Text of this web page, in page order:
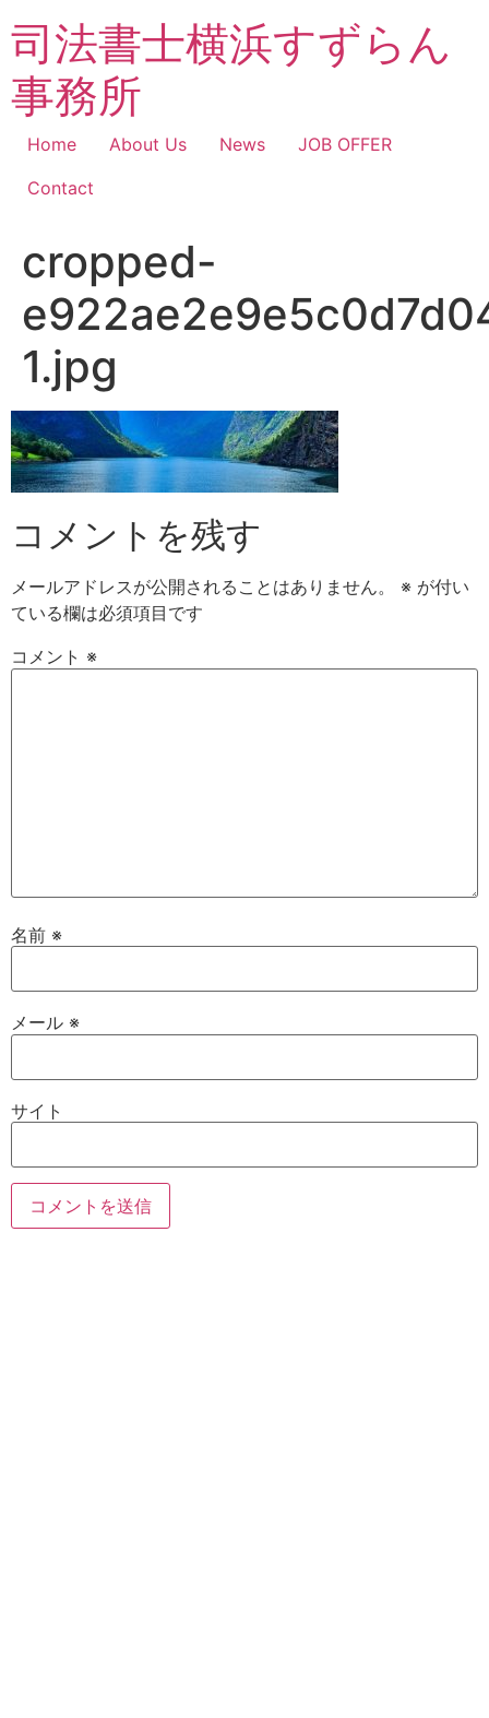
ン
ン
司法書士横浜すずらん
事務所
Home About Us News
JOB OFFER
Contact
cropped-
1.jpg
コメントを残す
メールアドレスが公開されることはありません。 ※ が付い
ている欄は必須項目です
コメント ※
名前 ※
メール ※
サイト